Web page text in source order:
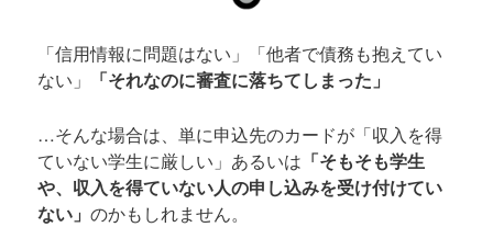
「信用情報に問題はない」「他者で債務も抱えてい
ない」
「それなのに審査に落ちてしまった」
…そんな場合は、単に申込先のカードが「収入を得
ていない学生に厳しい」あるいは 「そもそも学生
や、収入を得ていない人の申し込みを受け付けてい
ない」のかもしれません。